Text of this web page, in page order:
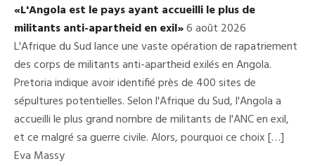
«L'Angola est le pays ayant accueilli le plus de
militants anti-apartheid en exil»6 août 2026
L'Afrique du Sud lance une vaste opération de rapatriement
des corps de militants anti-apartheid exilés en Angola.
Pretoria indique avoir identifié près de 400 sites de
sépultures potentielles. Selon l'Afrique du Sud, l'Angola a
accueilli le plus grand nombre de militants de l'ANC en exil,
et ce malgré sa guerre civile. Alors, pourquoi ce choix […]
Eva Massy